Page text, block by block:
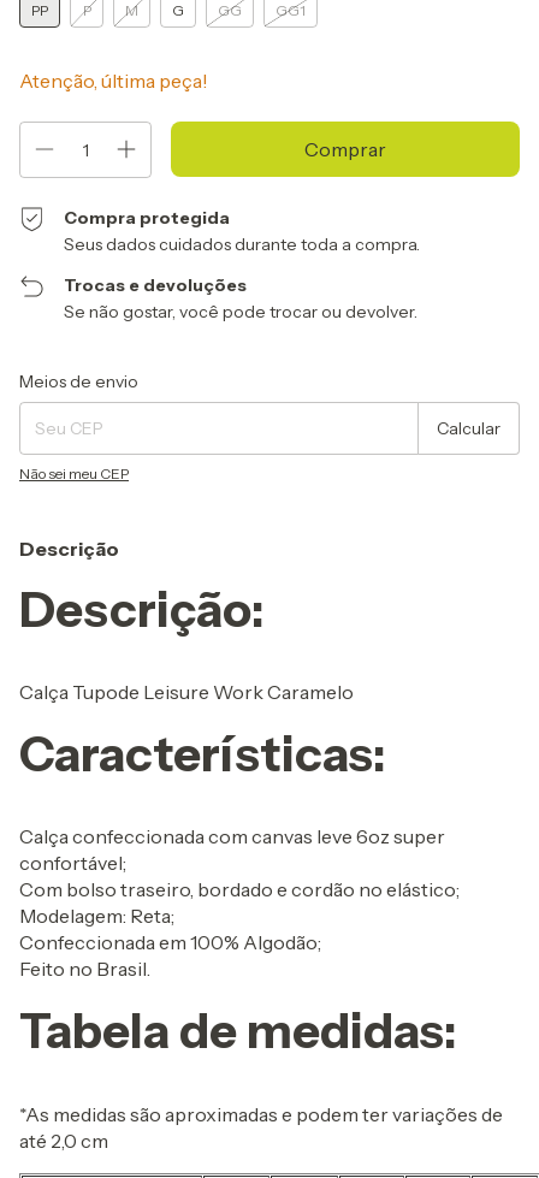
PP P M G GG GG1
Atenção, última peça!
Compra protegida
Seus dados cuidados durante toda a compra.
Trocas e devoluções
Se não gostar, você pode trocar ou devolver.
Entregas para o CEP:
Meios de envio
Calcular
Não sei meu CEP
Descrição
Descrição:
Calça Tupode Leisure Work Caramelo
Características:
Calça confeccionada com canvas leve 6oz super
confortável;
Com bolso traseiro, bordado e cordão no elástico;
Modelagem: Reta;
Confeccionada em 100% Algodão;
Feito no Brasil.
Tabela de medidas:
*As medidas são aproximadas e podem ter variações de
até 2,0 cm